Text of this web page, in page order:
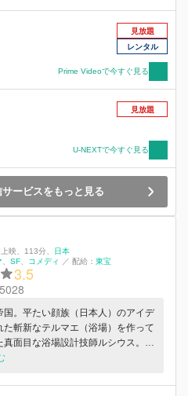
ーマと現代日本、時空を越えて異文
広げる主人公ルシウスを、阿部寛が
志望のヒロインに上戸彩がふんする
ーマ人役の北村一輝、宍戸開、市村
本屈指の顔の濃い役者陣の成り切り
。 古代ローマ、アイデアが行き詰
見放題
レンタル
Prime Videoで今すぐ見る
見放題
U-NEXTで今すぐ見る
ービスをもっと見る
映 113分
日本
SF コメディ ／ 配給： 東宝
3.5
5028
国。平たい顔族（日本人）のアイデ
た斬新なテルマエ（浴場）を作って
面目な浴場設計技師ルシウス。今
ス皇帝からコロッセオにグラディ
しまったくアイデアが浮かばず悩む